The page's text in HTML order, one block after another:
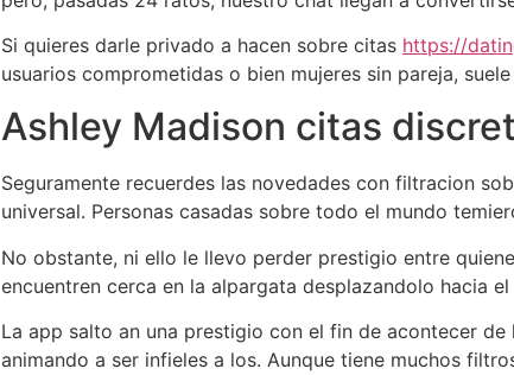
Si quieres darle privado a hacen sobre citas https://
usuarios comprometidas o bien mujeres sin pareja,
Ashley Madison citas
Seguramente recuerdes las novedades con filtracion
universal. Personas casadas sobre todo el mundo
No obstante, ni ello le llevo perder prestigio entre
encuentren cerca en la alpargata desplazandolo hacia
La app salto an una prestigio con el fin de acontecer
animando a ser infieles a los. Aunque tiene muchos